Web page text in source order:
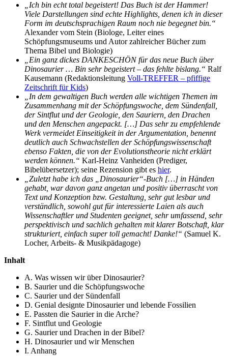
„Ich bin echt total begeistert! Das Buch ist der Hammer!
Viele Darstellungen sind echte Highlights, denen ich in dieser
Form im deutschsprachigen Raum noch nie begegnet bin.“
Alexander vom Stein (Biologe, Leiter eines
Schöpfungsmuseums und Autor zahlreicher Bücher zum
Thema Bibel und Biologie)
„Ein ganz dickes DANKESCHÖN für das neue Buch über
Dinosaurier … Bin sehr begeistert – das fehlte bislang.“ Ralf
Kausemann (Redaktionsleitung Voll-TREFFER – pfiffige
Zeitschrift für Kids)
„In dem gewaltigen Buch werden alle wichtigen Themen im
Zusammenhang mit der Schöpfungswoche, dem Sündenfall,
der Sintflut und der Geologie, den Sauriern, den Drachen
und den Menschen angepackt. […] Das sehr zu empfehlende
Werk vermeidet Einseitigkeit in der Argumentation, benennt
deutlich auch Schwachstellen der Schöpfungswissenschaft
ebenso Fakten, die von der Evolutionstheorie nicht erklärt
werden können.“ Karl-Heinz Vanheiden (Prediger,
Bibelübersetzer); seine Rezension gibt es hier.
„Zuletzt habe ich das „Dinosaurier“-Buch […] in Händen
gehabt, war davon ganz angetan und positiv überrascht von
Text und Konzeption bzw. Gestaltung, sehr gut lesbar und
verständlich, sowohl gut für interessierte Laien als auch
Wissenschaftler und Studenten geeignet, sehr umfassend, sehr
perspektivisch und sachlich gehalten mit klarer Botschaft, klar
strukturiert, einfach super toll gemacht! Danke!“ (Samuel K.
Locher, Arbeits- & Musikpädagoge)
Inhalt
A. Was wissen wir über Dinosaurier?
B. Saurier und die Schöpfungswoche
C. Saurier und der Sündenfall
D. Genial designte Dinosaurier und lebende Fossilien
E. Passten die Saurier in die Arche?
F. Sintflut und Geologie
G. Saurier und Drachen in der Bibel?
H. Dinosaurier und wir Menschen
I. Anhang